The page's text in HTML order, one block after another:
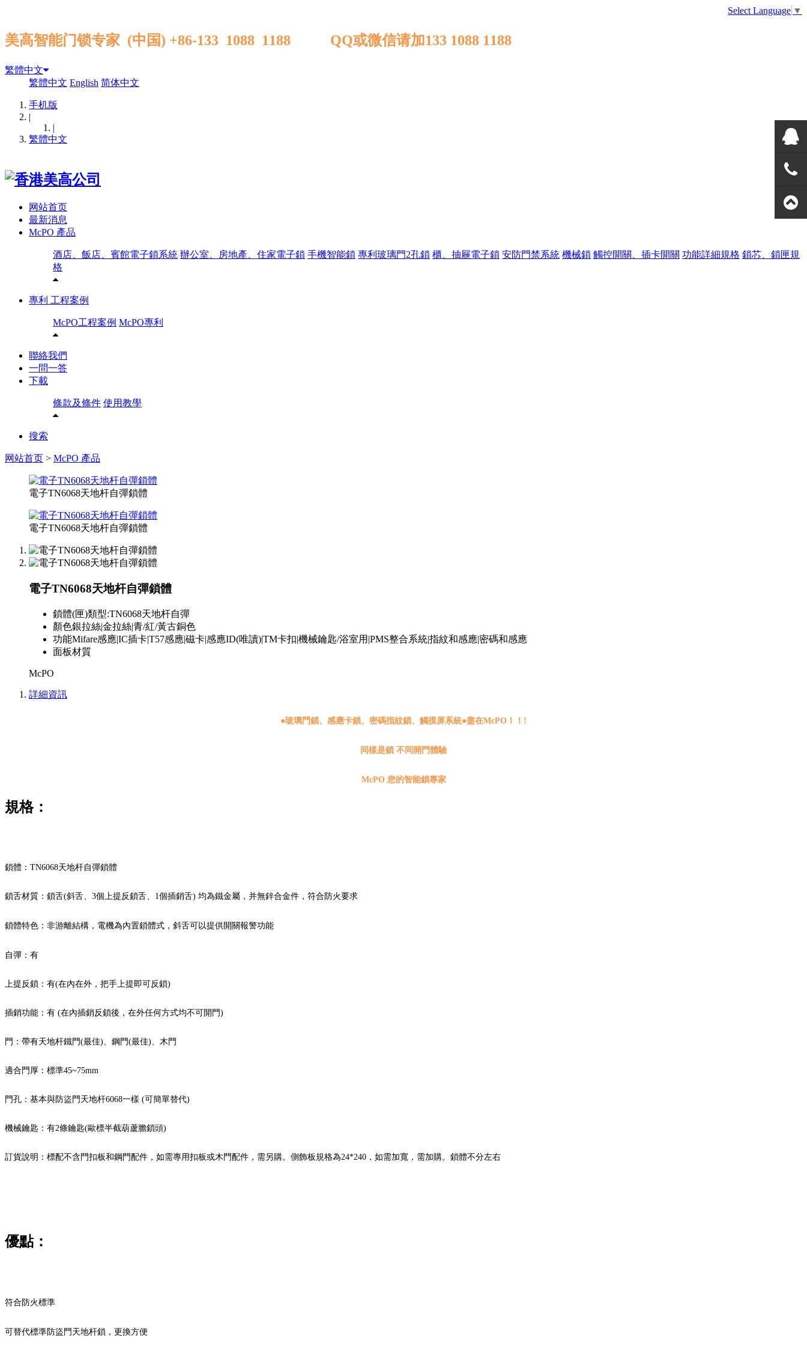
Select Language ▼
美高智能门锁专家 (中国) +86-133 1088 1188 QQ或微信请加133 1088 1188
繁體中文
繁體中文 English 简体中文
手机版
|
|
繁體中文
网站首页
最新消息
McPO 產品
酒店、飯店、賓館電子鎖系統 辦公室、房地產、住家電子鎖 手機智能鎖 專利玻璃門2孔鎖 櫃、抽屜電子鎖 安防門禁系統 機械鎖 觸控開關、插卡開關 功能詳細規格 鎖芯、鎖匣規
格
專利 工程案例
McPO工程案例 McPO專利
聯絡我們
一問一答
下載
條款及條件 使用教學
搜索
网站首页 > McPO 產品
電子TN6068天地杆自彈鎖體
電子TN6068天地杆自彈鎖體
電子TN6068天地杆自彈鎖體
鎖體(匣)類型:TN6068天地杆自彈
顏色銀拉絲|金拉絲|青/紅/黃古銅色
功能Mifare感應|IC插卡|T57感應|磁卡|感應ID(唯讀)|TM卡扣|機械鑰匙/浴室用|PMS整合系統|指紋和感應|密碼和感應
面板材質
McPO
詳細資訊
●玻璃門鎖、感應卡鎖、密碼指紋鎖、觸摸屏系統●盡在McPO！！!
同樣是鎖 不同開門體驗
McPO 您的智能鎖專家
規格：
鎖體：TN6068天地杆自彈鎖體
鎖舌材質：鎖舌(斜舌、3個上提反鎖舌、1個插銷舌) 均為鐵金屬，并無鋅合金件，符合防火要求
鎖體特色： 非游離結構，電機為內置鎖體式，斜舌可以提供開關報警功能
自彈：有
上提反鎖：有(在內在外，把手上提即可反鎖)
插銷功能：有 (在內插銷反鎖後，在外任何方式均不可開門)
門：帶有天地杆鐵門(最佳)、鋼門(最佳)、木門
適合門厚：標準45~75mm
門孔：基本與防盜門天地杆6068一樣 (可簡單替代)
機械鑰匙：有2條鑰匙(歐標半截葫蘆膽鎖頭)
訂貨說明：標配不含門扣板和鋼門配件，如需專用扣板或木門配件，需另購。側飾板規格為24*240，如需加寬，需加購。鎖體不分左右
優點：
符合防火標準
可替代標準防盜門天地杆鎖，更換方便
美高QQ
熱線